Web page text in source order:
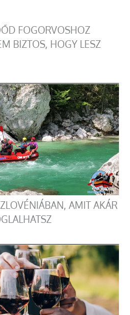
FOGORVOSHOZ
BIZTOS, HOGY LESZ
AMIT AKÁR